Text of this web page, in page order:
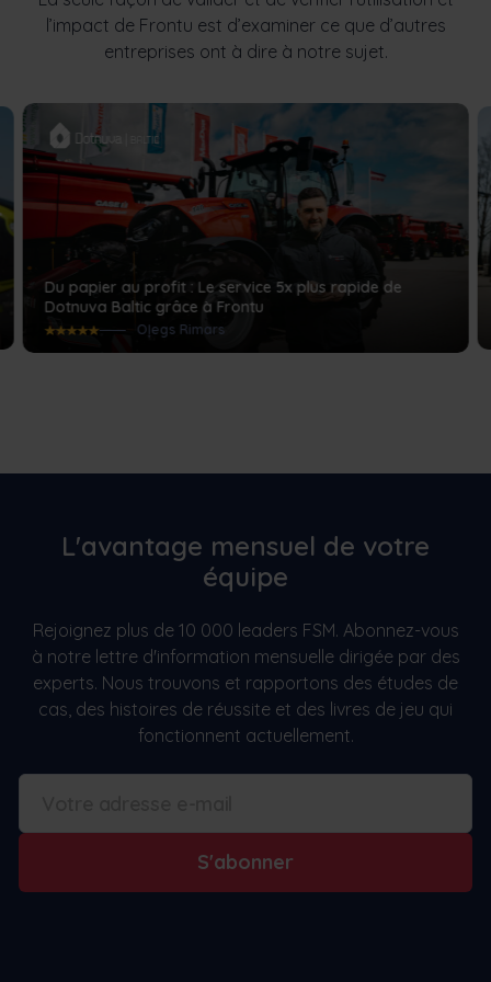
l’impact de Frontu est d’examiner ce que d’autres
entreprises ont à dire à notre sujet.
Du papier au profit : Le service 5x plus rapide de
Dotnuva Baltic grâce à Frontu
Oļegs Rimars
L'avantage mensuel de votre
équipe
Rejoignez plus de 10 000 leaders FSM. Abonnez-vous
à notre lettre d'information mensuelle dirigée par des
experts. Nous trouvons et rapportons des études de
cas, des histoires de réussite et des livres de jeu qui
fonctionnent actuellement.
S'abonner